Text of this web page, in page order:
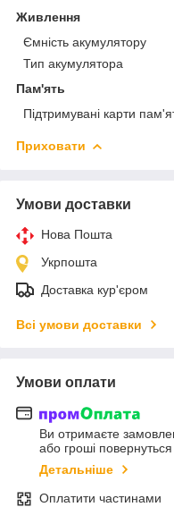
Живлення
Ємність акумулятору
Тип акумулятора
Пам'ять
Підтримувані карти
Приховати
Умови доставки
Нова Пошта
Укрпошта
Доставка кур'єром
Всі умови доставки
Умови оплати
Ви отримаєте
або гроші
Детальніше
Оплатити частинами